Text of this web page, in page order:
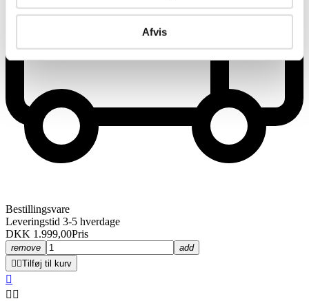
Afvis
Bestillingsvare
Leveringstid 3-5 hverdage
DKK 1.999,00Pris
remove
add
Tilføj til kurv

 